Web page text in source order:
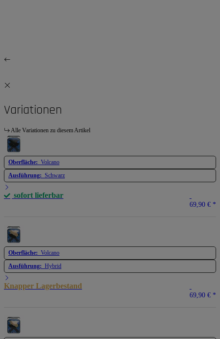
Variationen
Alle Variationen zu diesem Artikel
Oberfläche: Volcano
Ausführung: Schwarz
sofort lieferbar
69,90 € *
Oberfläche: Volcano
Ausführung: Hybrid
Knapper Lagerbestand
69,90 € *